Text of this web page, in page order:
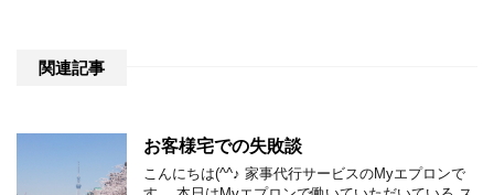
関連記事
お客様宅での失敗談
こんにちは(^^♪ 家事代行サービスのMyエプロンで